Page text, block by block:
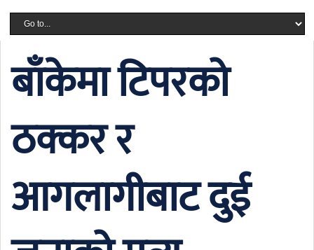
बाँकेमा टिपरको
ठक्कर र
आगलागीबाट दुई